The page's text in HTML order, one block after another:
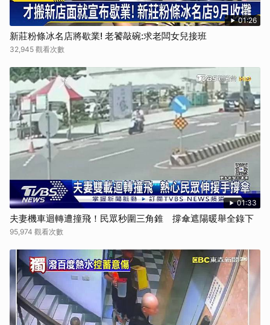
01:26
新莊粉條冰名店將歇業! 老饕敲碗:求老闆女兒接班
32,945 觀看次數
01:33
夫妻機車迴轉遭撞飛！民眾秒圍三角錐 撐傘遮陽暖舉全錄下
95,974 觀看次數